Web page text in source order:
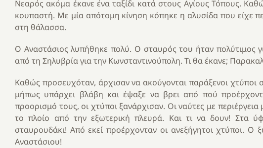
Νεαρός ακόμα έκανε ένα ταξίδι κατά στους Αγίους Τόπους.
κουπαστή. Με μία απότομη κίνηση κόπηκε η αλυσίδα που είχε
στη θάλασσα.
Ο Αναστάσιος λυπήθηκε πολύ. Ο σταυρός του ήταν πολύτιμος
από τη Σηλυβρία για την Κωνσταντινούπολη. Τι θα έκανε;
Καθώς προσευχόταν, άρχισαν να ακούγονται παράξενοι
μήπως υπάρχει βλάβη και έψαξε να βρει από πού
προορισμό τους, οι χτύποι ξανάρχισαν. Οι ναύτες με
το πλοίο από την εξωτερική πλευρά. Και τι να δουν! Στα
σταυρουδάκι! Από εκεί προέρχονταν οι ανεξήγητοι χτύποι.
Αναστάσιου!